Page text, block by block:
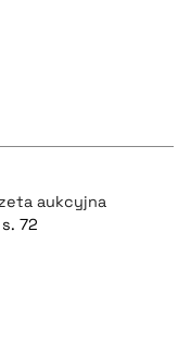
aukcyjna
72